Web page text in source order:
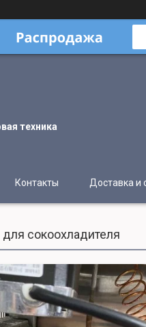
техника
Контакты Доставка и
сокоохладителя